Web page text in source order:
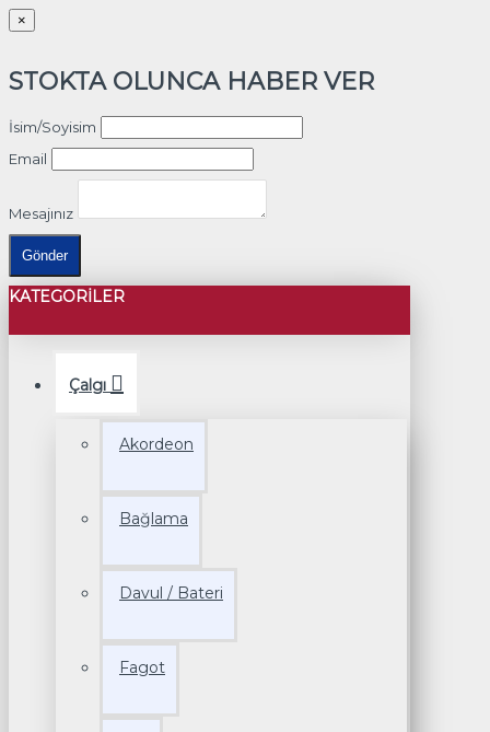
×
STOKTA OLUNCA HABER VER
İsim/Soyisim
Email
Mesajınız
Gönder
KATEGORILER
Çalgı
Akordeon
Bağlama
Davul / Bateri
Fagot